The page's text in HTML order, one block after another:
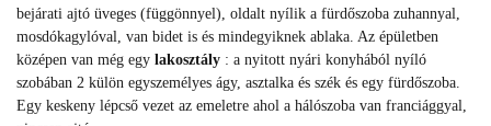
bejárati ajtó üveges (függönnyel), oldalt nyílik a fürdőszoba zuhannyal,
mosdókagylóval, van bidet is és mindegyiknek ablaka. Az épületben
középen van még egy lakosztály : a nyitott nyári konyhából nyíló
szobában 2 külön egyszemélyes ágy, asztalka és szék és egy fürdőszoba.
Egy keskeny lépcső vezet az emeletre ahol a hálószoba van franciággyal,